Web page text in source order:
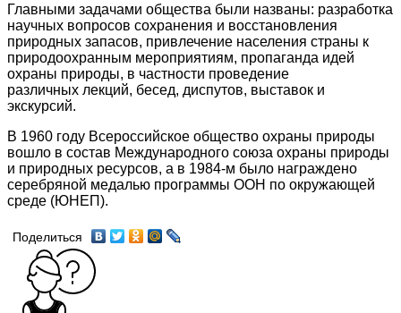
Главными задачами общества были названы: разработка
научных вопросов сохранения и восстановления
природных запасов, привлечение населения страны к
природоохранным мероприятиям, пропаганда идей
охраны природы, в частности проведение
различных лекций, бесед, диспутов, выставок и
экскурсий.
В 1960 году Всероссийское общество охраны природы
вошло в состав Международного союза охраны природы
и природных ресурсов, а в 1984-м было награждено
серебряной медалью программы ООН по окружающей
среде (ЮНЕП).
Поделиться